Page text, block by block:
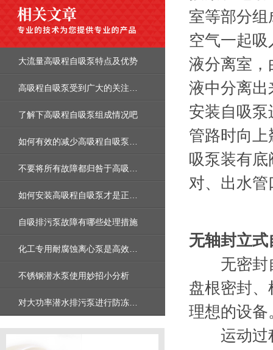
大流量高吸程自吸泵特点及优势
高吸程自吸泵受到广大的关注和它的技术优势密不可分
了解下高吸程自吸泵组成情况吧
如何有效的减少高吸程自吸泵的能源损耗
不要将所有故障都归咎于高吸程自吸泵本身质量问题
如何安装高吸程自吸泵才是正确的？
自吸排污泵故障有哪些处理措施
化工专用耐腐蚀离心泵是高效安全的工业设备
不锈钢潜水泵使用妙招小分析
对大功率潜水排污泵进行防冻维护措施有哪几点
室等部分
空气一起
液分离室
液中分离
安装自吸
管路时向
吸泵装有
对、出水
无轴封立
无密封自
盘根密封
理想的设备
运动过程